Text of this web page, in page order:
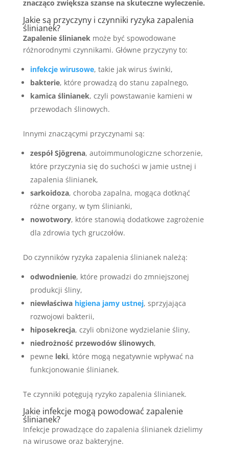
znacząco zwiększa szanse na skuteczne wyleczenie.
Jakie są przyczyny i czynniki ryzyka zapalenia
ślinianek?
Zapalenie ślinianek może być spowodowane
różnorodnymi czynnikami. Główne przyczyny to:
infekcje wirusowe, takie jak wirus świnki,
bakterie, które prowadzą do stanu zapalnego,
kamica ślinianek, czyli powstawanie kamieni w
przewodach ślinowych.
Innymi znaczącymi przyczynami są:
zespół Sjögrena, autoimmunologiczne schorzenie,
które przyczynia się do suchości w jamie ustnej i
zapalenia ślinianek,
sarkoidoza, choroba zapalna, mogąca dotknąć
różne organy, w tym ślinianki,
nowotwory, które stanowią dodatkowe zagrożenie
dla zdrowia tych gruczołów.
Do czynników ryzyka zapalenia ślinianek należą:
odwodnienie, które prowadzi do zmniejszonej
produkcji śliny,
niewłaściwa higiena jamy ustnej, sprzyjająca
rozwojowi bakterii,
hiposekrecja, czyli obniżone wydzielanie śliny,
niedrożność przewodów ślinowych,
pewne leki, które mogą negatywnie wpływać na
funkcjonowanie ślinianek.
Te czynniki potęgują ryzyko zapalenia ślinianek.
Jakie infekcje mogą powodować zapalenie
ślinianek?
Infekcje prowadzące do zapalenia ślinianek dzielimy
na wirusowe oraz bakteryjne.